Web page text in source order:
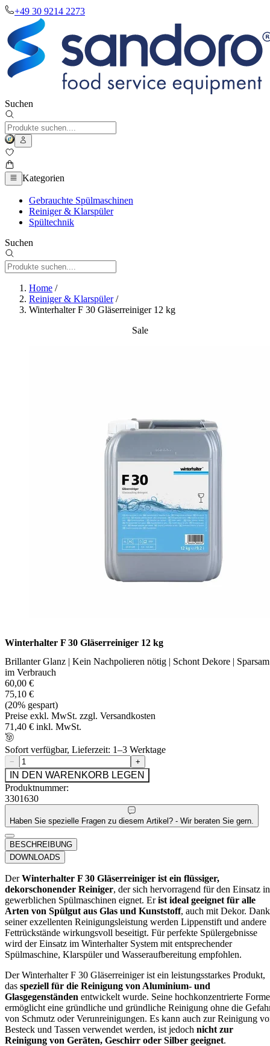
+49 30 9214 2273
Suchen
Kategorien
Gebrauchte Spülmaschinen
Reiniger & Klarspüler
Spültechnik
Suchen
Home /
Reiniger & Klarspüler/
Winterhalter F 30 Gläserreiniger 12 kg
Sale
Winterhalter F 30 Gläserreiniger 12 kg
Brillanter Glanz | Kein Nachpolieren nötig | Schont Dekore | Sparsam
im Verbrauch
60,00 €
75,10 €
(20% gespart)
Preise exkl. MwSt. zzgl. Versandkosten
71,40 € inkl. MwSt.
Sofort verfügbar, Lieferzeit: 1–3 Werktage
− +
IN DEN WARENKORB LEGEN
Produktnummer:
3301630
Haben Sie spezielle Fragen zu diesem Artikel? - Wir beraten Sie gern.
BESCHREIBUNG
DOWNLOADS
DerWinterhalter F 30 Gläserreiniger ist ein flüssiger,
dekorschonender Reiniger, der sich hervorragend für den Einsatz in
gewerblichen Spülmaschinen eignet. Erist ideal geeignet für alle
Arten von Spülgut aus Glas und Kunststoff, auch mit Dekor. Dank
seiner exzellenten Reinigungsleistung werden Lippenstift und andere
Fettrückstände wirkungsvoll beseitigt. Für perfekte Spülergebnisse
wird der Einsatz im Winterhalter System mit entsprechender
Spülmaschine, Klarspüler und Wasseraufbereitung empfohlen.
Der Winterhalter F 30 Gläserreiniger ist ein leistungsstarkes Produkt,
das speziell für die Reinigung von Aluminium- und
Glasgegenständen entwickelt wurde. Seine hochkonzentrierte
ermöglicht eine gründliche und gründliche Reinigung ohne die
von Schmutz oder Verunreinigungen. Es kann auch zur Reinigung
Besteck und Tassen verwendet werden, ist jedoch nicht zur
Reinigung von Geräten, Geschirr oder Silber geeignet.